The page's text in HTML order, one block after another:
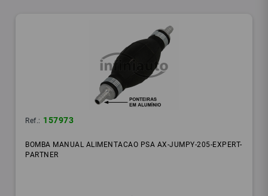
Ref.: 157973
BOMBA MANUAL ALIMENTACAO PSA AX-JUMPY-205-EXPERT-
PARTNER